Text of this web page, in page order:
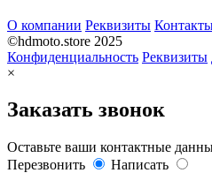
О компании Реквизиты
©hdmoto.store 2025
Конфиденциальность Реквизиты
×
Заказать звонок
Оставьте ваши контактные
Перезвонить
Написать